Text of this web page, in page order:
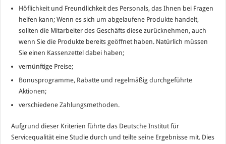
Höflichkeit und Freundlichkeit des Personals, das Ihnen bei Fragen
helfen kann; Wenn es sich um abgelaufene Produkte handelt,
sollten die Mitarbeiter des Geschäfts diese zurücknehmen, auch
wenn Sie die Produkte bereits geöffnet haben. Natürlich müssen
Sie einen Kassenzettel dabei haben;
vernünftige Preise;
Bonusprogramme, Rabatte und regelmäßig durchgeführte
Aktionen;
verschiedene Zahlungsmethoden.
Aufgrund dieser Kriterien führte das Deutsche Institut für
Servicequalität eine Studie durch und teilte seine Ergebnisse mit. Dies